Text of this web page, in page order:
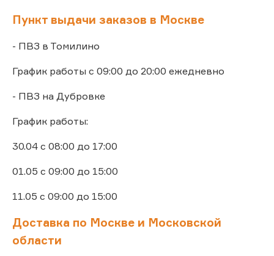
Пункт выдачи заказов в Москве
- ПВЗ в Томилино
График работы с 09:00 до 20:00 ежедневно
- ПВЗ на Дубровке
График работы:
30.04 с 08:00 до 17:00
01.05 с 09:00 до 15:00
11.05 с 09:00 до 15:00
Доставка по Москве и Московской
области